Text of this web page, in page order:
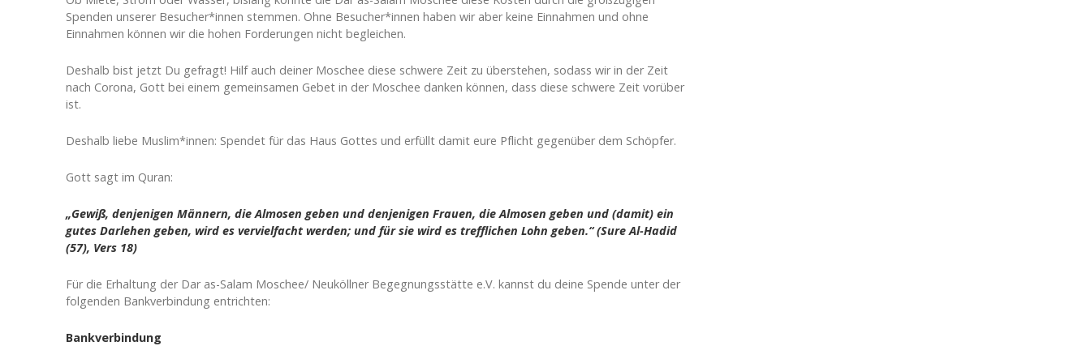
Spenden unserer Besucher*innen stemmen. Ohne Besucher*innen haben wir aber keine Einnahmen und ohne
Einnahmen können wir die hohen Forderungen nicht begleichen.
Deshalb bist jetzt Du gefragt! Hilf auch deiner Moschee diese schwere Zeit zu überstehen, sodass wir in der Zeit
nach Corona, Gott bei einem gemeinsamen Gebet in der Moschee danken können, dass diese schwere Zeit vorüber
ist.
Deshalb liebe Muslim*innen: Spendet für das Haus Gottes und erfüllt damit eure Pflicht gegenüber dem Schöpfer.
Gott sagt im Quran:
„Gewiß, denjenigen Männern, die Almosen geben und denjenigen Frauen, die Almosen geben und (damit) ein
gutes Darlehen geben, wird es vervielfacht werden; und für sie wird es trefflichen Lohn geben.“ (Sure Al-Hadid
(57), Vers 18)
Für die Erhaltung der Dar as-Salam Moschee/ Neuköllner Begegnungsstätte e.V. kannst du deine Spende unter der
folgenden Bankverbindung entrichten:
Bankverbindung